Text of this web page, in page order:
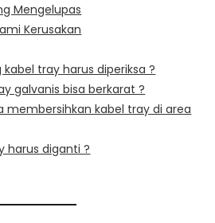
Mengelupas
Kerusakan
kabel tray harus diperiksa ?
galvanis bisa berkarat ?
membersihkan kabel tray di area
harus diganti ?